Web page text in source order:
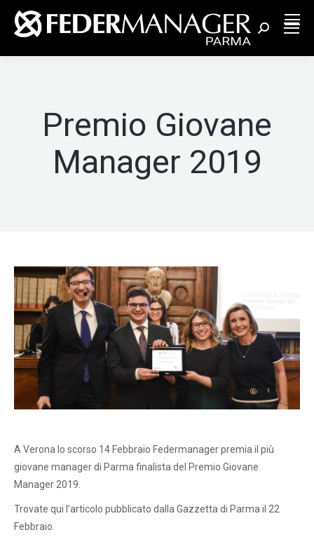
Cerca:
Premio Giovane
Manager 2019
A Verona lo scorso 14 Febbraio Federmanager premia il più
giovane manager di Parma finalista del Premio Giovane
Manager 2019.
Trovate qui l’articolo pubblicato dalla Gazzetta di Parma il 22
Febbraio.